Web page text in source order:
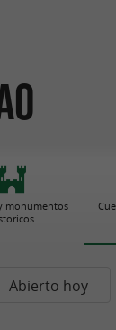
monumentos
Abierto hoy